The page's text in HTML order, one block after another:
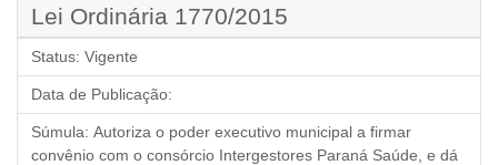
Lei Ordinária 1770/2015
Status: Vigente
Data de Publicação:
Súmula: Autoriza o poder executivo municipal a firmar
convênio com o consórcio Intergestores Paraná Saúde, e dá